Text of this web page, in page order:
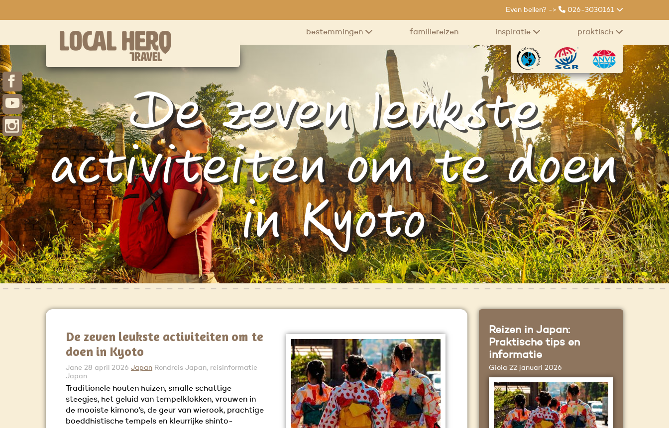
Even bellen? -> 026-3030161
bestemmingen familiereizen inspiratie praktisch
De zeven leukste
activiteiten om te doen
in Kyoto
De zeven leukste activiteiten om te
doen in Kyoto
Jane 28 april 2026 Japan Rondreis Japan, reisinformatie
Japan
Traditionele houten huizen, smalle schattige
steegjes, het geluid van tempelklokken, vrouwen in
de mooiste kimono’s, de geur van wierook, prachtige
boeddhistische tempels en kleurrijke shinto-
Reizen in Japan:
Praktische tips en
informatie
Gioia 22 januari 2026